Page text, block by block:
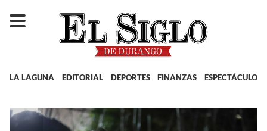
LA LAGUNA EDITORIAL DEPORTES FINANZAS ESPECTÁCULOS